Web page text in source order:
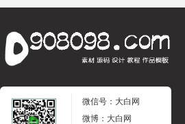
微信号：大白网
微博：大白网